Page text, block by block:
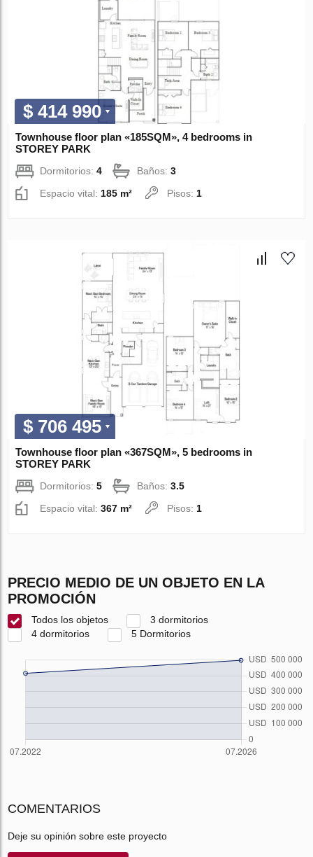
$ 414 990
Townhouse floor plan «185SQM», 4 bedrooms in
STOREY PARK
Dormitorios:4 Baños:3
Espacio vital: 185 m² Pisos: 1
$ 706 495
Townhouse floor plan «367SQM», 5 bedrooms in
STOREY PARK
Dormitorios:5 Baños:3.5
Espacio vital:367 m² Pisos: 1
PRECIO MEDIO DE UN OBJETO EN LA
PROMOCIÓN
Todos los objetos
3 dormitorios
4 dormitorios
5 Dormitorios
COMENTARIOS
Deje su opinión sobre este proyecto